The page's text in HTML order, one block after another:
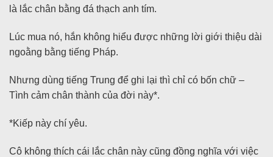
là lắc chân bằng đá thạch anh tím.
Lúc mua nó, hắn không hiểu được những lời giới thiệu dài
ngoằng bằng tiếng Pháp.
Nhưng dùng tiếng Trung để ghi lại thì chỉ có bốn chữ –
Tình cảm chân thành của đời này*.
*Kiếp này chí yêu.
Cô không thích cái lắc chân này cũng đồng nghĩa với việc